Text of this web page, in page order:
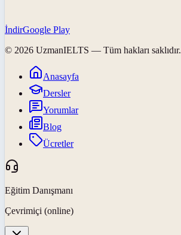
İndirGoogle Play
© 2026 UzmanIELTS — Tüm hakları saklıdır.
Anasayfa
Dersler
Yorumlar
Blog
Ücretler
Eğitim Danışmanı
Çevrimiçi (online)